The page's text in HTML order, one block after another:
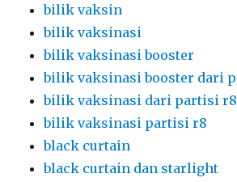
bilik vaksin
bilik vaksinasi
bilik vaksinasi booster
bilik vaksinasi booster dari
bilik vaksinasi dari partisi r8
bilik vaksinasi partisi r8
black curtain
black curtain dan starlight